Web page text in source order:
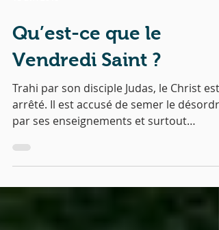
18 avr. 2019
Qu’est-ce que le
Vendredi Saint ?
Trahi par son disciple Judas, le Christ est
par ses enseignements et surtout
d’usurper le...